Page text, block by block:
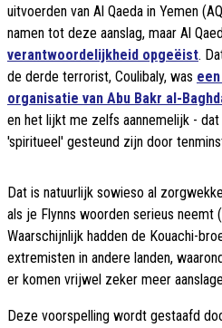
uitvoerden van Al Qaeda in Yemen
namen tot deze aanslag, maar Al
verantwoordelijkheid opgeëist.
de derde terrorist, Coulibaly, was
organisatie van Abu Bakr al-
en het lijkt me zelfs aannemelijk -
'spiritueel' gesteund zijn door
Dat is natuurlijk sowieso al
als je Flynns woorden serieus
Waarschijnlijk hadden de Kouachi-
extremisten in andere landen,
er komen vrijwel zeker meer
Deze voorspelling wordt gestaafd